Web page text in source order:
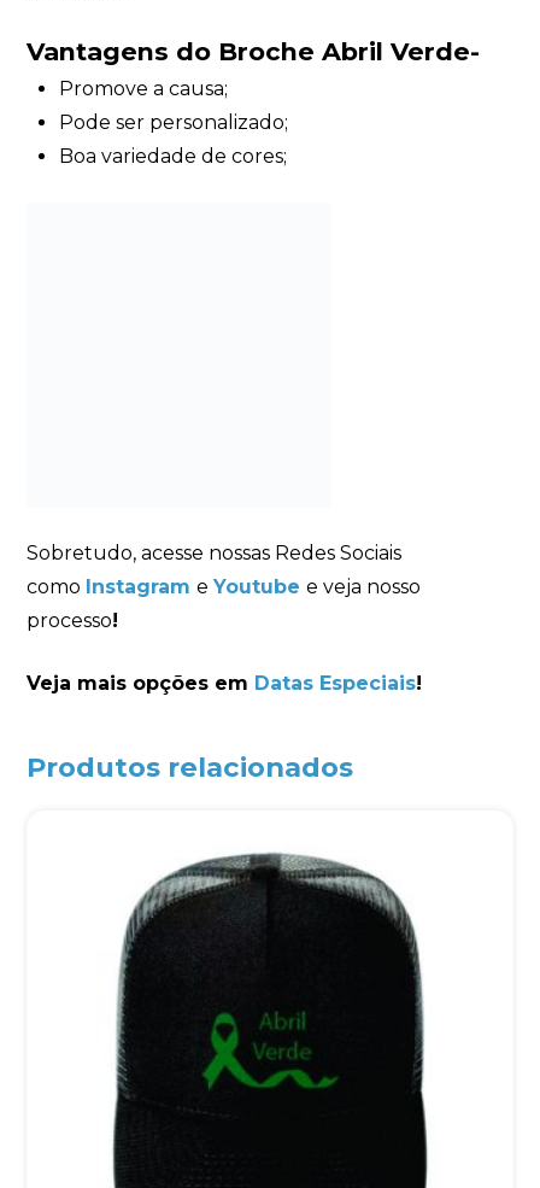
Vantagens do Broche Abril Verde-
Promove a causa;
Pode ser personalizado;
Boa variedade de cores;
Sobretudo, acesse nossas Redes Sociais
como Instagram eYoutube e veja nosso
processo!
Veja mais opções em Datas Especiais!
Produtos relacionados